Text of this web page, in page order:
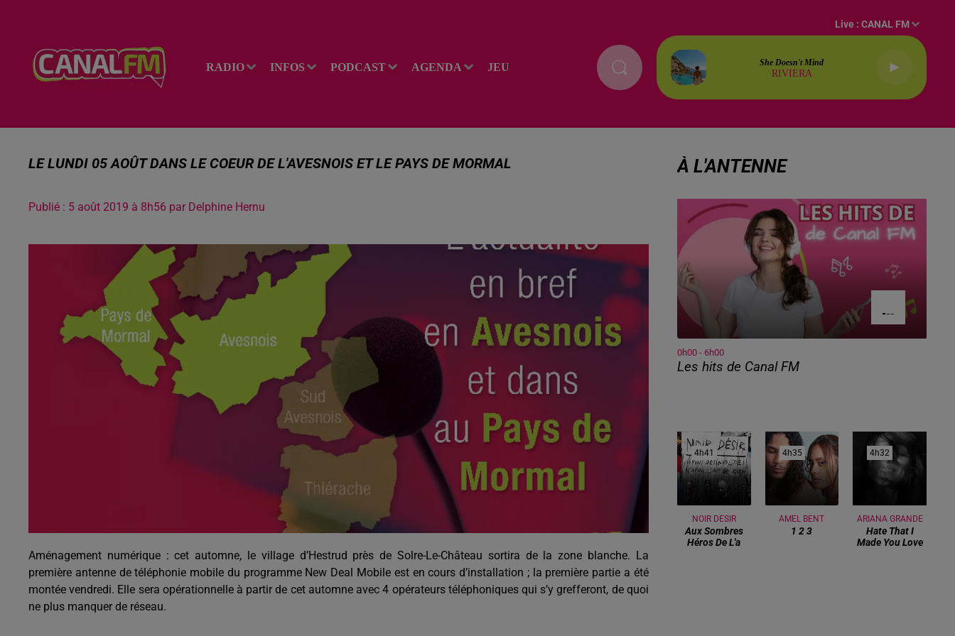
RADIO INFOS PODCAST AGENDA JEU
Live :CANAL FM
She Doesn't Mind
RIVIERA
LE LUNDI 05 AOÛT DANS LE COEUR DE L'AVESNOIS ET LE PAYS DE MORMAL
Publié : 5 août 2019 à 8h56 par Delphine Hernu
Aménagement numérique : cet automne, le village d’Hestrud près de Solre-Le-Château sortira de la zone blanche. La
première antenne de téléphonie mobile du programme New Deal Mobile est en cours d’installation ; la première partie a été
montée vendredi. Elle sera opérationnelle à partir de cet automne avec 4 opérateurs téléphoniques qui s’y grefferont, de quoi
ne plus manquer de réseau.
À L'ANTENNE
19h00 - 20h00
EVA le soir
20h00 - 22h00
Les hits de Canal FM
0h00 - 6h00
Les hits de Canal FM
4h41
4h41
NOIR DESIR
Aux Sombres
Héros De L'a
4h35
4h35
AMEL BENT
1 2 3
4h32
4h32
ARIANA GRANDE
Hate That I
Made You Love